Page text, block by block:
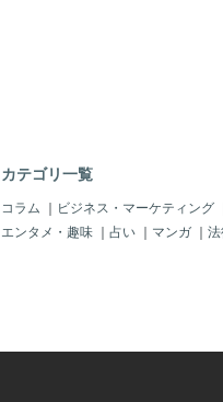
うな気持ちにもなります。でも、それ
クしたり、自分をよく見せるために
ャレな場所に行って、ネタを集めて
有名な人がリアクションすると、も
カテゴリ一覧
コラム ｜ ビジネス・マーケティング
エンタメ・趣味 ｜ 占い ｜ マンガ ｜